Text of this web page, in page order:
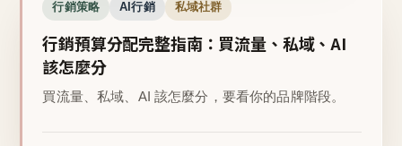
行銷策略 AI行銷 私域社群
行銷預算分配完整指南：買流量、私域、AI
該怎麼分
買流量、私域、AI 該怎麼分，要看你的品牌階段。